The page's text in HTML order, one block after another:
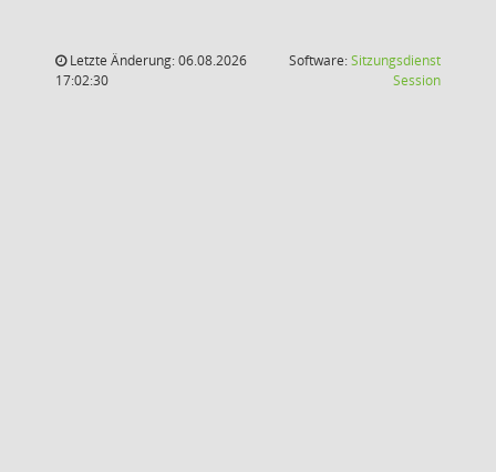
Letzte Änderung: 06.08.2026
17:02:30
Software:Sitzungsdienst
Session(Wird in